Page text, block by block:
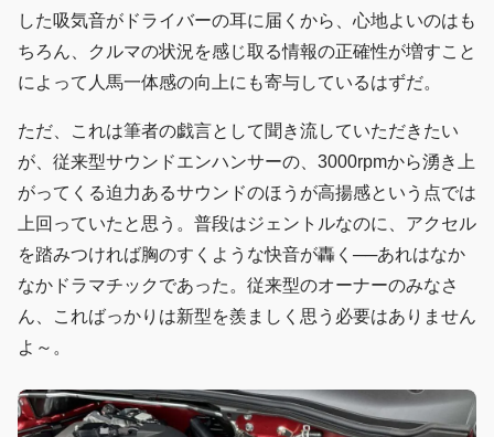
した吸気音がドライバーの耳に届くから、心地よいのはも
ちろん、クルマの状況を感じ取る情報の正確性が増すこと
によって人馬一体感の向上にも寄与しているはずだ。
ただ、これは筆者の戯言として聞き流していただきたい
が、従来型サウンドエンハンサーの、3000rpmから湧き上
がってくる迫力あるサウンドのほうが高揚感という点では
上回っていたと思う。普段はジェントルなのに、アクセル
を踏みつければ胸のすくような快音が轟く──あれはなか
なかドラマチックであった。従来型のオーナーのみなさ
ん、こればっかりは新型を羨ましく思う必要はありません
よ～。